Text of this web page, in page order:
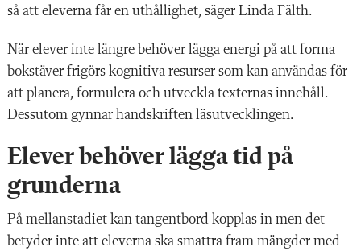
så att eleverna får en uthållighet, säger Linda Fälth.
När elever inte längre behöver lägga energi på att forma
bokstäver frigörs kognitiva resurser som kan användas för
att planera, formulera och utveckla texternas innehåll.
Dessutom gynnar handskriften läsutvecklingen.
Elever behöver lägga tid på
grunderna
På mellanstadiet kan tangentbord kopplas in men det
betyder inte att eleverna ska smattra fram mängder med